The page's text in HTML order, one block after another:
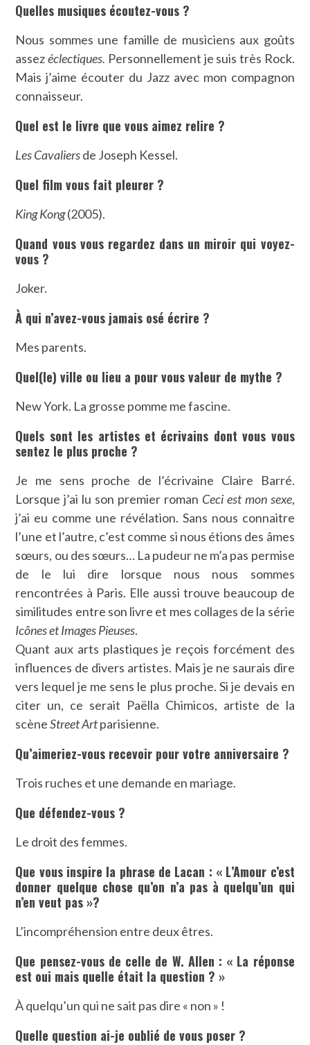
Quelles musiques écoutez-vous ?
Nous sommes une famille de musiciens aux goûts
assezéclectiques. Personnellement je suis très Rock.
Mais j’aime écouter du Jazz avec mon compagnon
connaisseur.
Quel est le livre que vous aimez relire ?
Les Cavaliersde Joseph Kessel.
Quel film vous fait pleurer ?
King Kong(2005).
Quand vous vous regardez dans un miroir qui voyez-
vous ?
Joker.
À qui n’avez-vous jamais osé écrire ?
Mes parents.
Quel(le) ville ou lieu a pour vous valeur de mythe ?
New York. La grosse pomme me fascine.
Quels sont les artistes et écrivains dont vous vous
sentez le plus proche ?
Je me sens proche de l’écrivaine Claire Barré.
Lorsque j’ai lu son premier roman Ceci est mon sexe,
j’ai eu comme une révélation. Sans nous connaitre
l’une et l’autre, c’est comme si nous étions des âmes
sœurs, ou des sœurs… La pudeur ne m’a pas permise
de le lui dire lorsque nous nous sommes
rencontrées à Paris. Elle aussi trouve beaucoup de
similitudes entre son livre et mes collages de la série
Icônes et Images Pieuses.
Quant aux arts plastiques je reçois forcément des
influences de divers artistes. Mais je ne saurais dire
vers lequel je me sens le plus proche. Si je devais en
citer un, ce serait Paëlla Chimicos, artiste de la
scèneStreet Artparisienne.
Qu’aimeriez-vous recevoir pour votre anniversaire ?
Trois ruches et une demande en mariage.
Que défendez-vous ?
Le droit des femmes.
Que vous inspire la phrase de Lacan : « L’Amour c’est
donner quelque chose qu’on n’a pas à quelqu’un qui
n’en veut pas »?
L’incompréhension entre deux êtres.
Que pensez-vous de celle de W. Allen : « La réponse
est oui mais quelle était la question ? »
À quelqu’un qui ne sait pas dire « non » !
Quelle question ai-je oublié de vous poser ?